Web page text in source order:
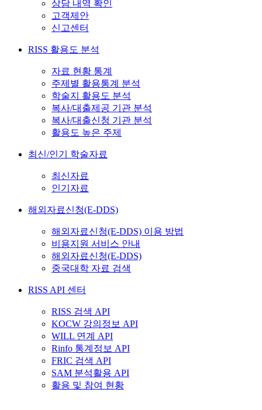
상담 내역 확인
고객제안
신고센터
RISS 활용도 분석
자료 현황 통계
주제별 활용통계 분석
학술지 활용도 분석
복사/대출제공 기관 분석
복사/대출신청 기관 분석
활용도 높은 주제
최신/인기 학술자료
최신자료
인기자료
해외자료신청(E-DDS)
해외자료신청(E-DDS) 이용 방법
비용지원 서비스 안내
해외자료신청(E-DDS)
중국대학 자료 검색
RISS API 센터
RISS 검색 API
KOCW 강의정보 API
WILL 연계 API
Rinfo 통계정보 API
FRIC 검색 API
SAM 분석활용 API
활용 및 참여 현황